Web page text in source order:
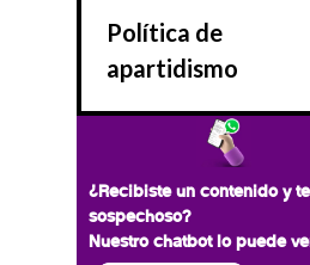
Política de
apartidismo
¿Recibiste un contenido y
sospechoso?
Nuestro chatbot lo puede